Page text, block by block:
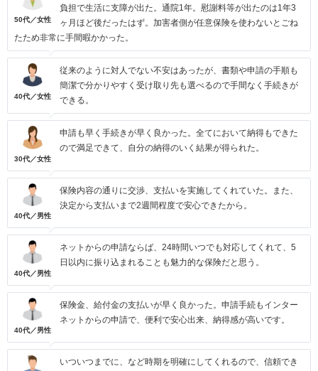
50代／女性
負担で生活に支障が出た。通院1年。慰謝料等が出たのは1年3
ヶ月ほど後だったはず。加害者側が任意保険を使わないとごね
たため非常に手間暇かかった。
40代／女性
従来のように対人でない不安はあったが、書類や申請の手順も
簡潔で分かりやすく受け取り先も選べるので手間なく手続きが
できる。
30代／女性
申請も早く手続きが早く良かった。全てにおいて納得もできた
ので満足できて、自分の納得のいく結果が得られた。
40代／男性
保険内容の通りに交渉、支払いを実施してくれていた。また、
決定から支払いまで2週間程度で安心できたから。
40代／男性
ネットからの申請ならば、24時間いつでも対応してくれて、5
日以内に振り込まれることも魅力的な保険だと思う。
40代／男性
保険金、給付金の支払いが早く良かった。申請手続もインター
ネットからの申請で、便利で安心出来、納得感が高いです。
いついつまでに、など時期を明確にしてくれるので、信頼でき